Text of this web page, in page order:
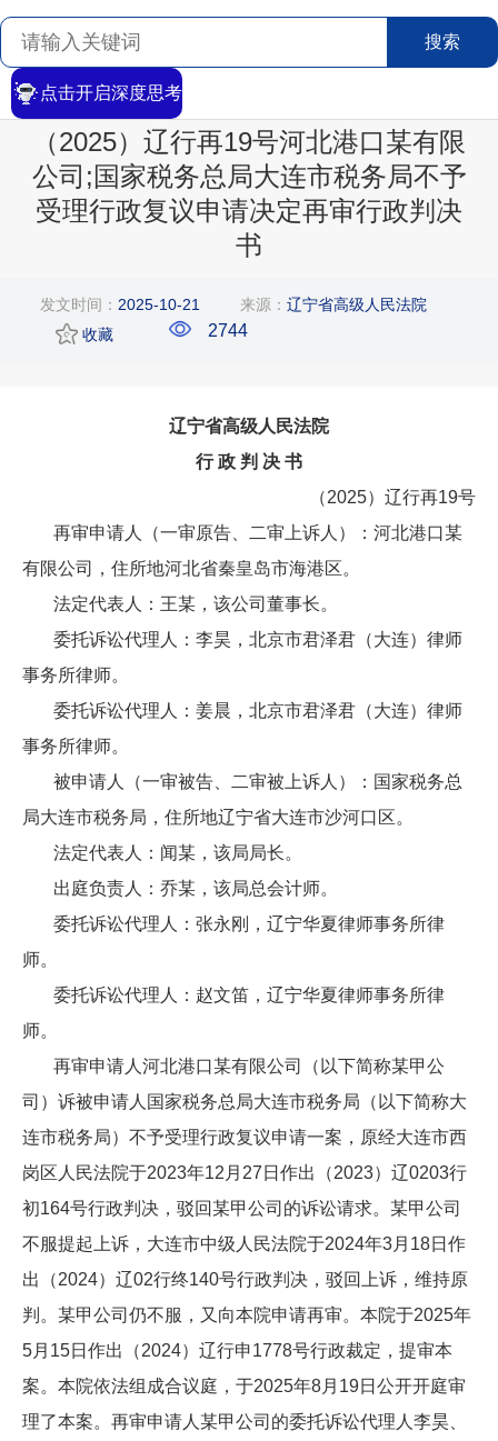
搜索
点击开启深度思考
首页 > 搜索 > 文章详情
（2025）辽行再19号河北港口某有限
公司;国家税务总局大连市税务局不予
受理行政复议申请决定再审行政判决
书
发文时间： 2025-10-21 来源： 辽宁省高级人民法院
收藏
2744
辽宁省高级人民法院
行 政 判 决 书
（2025）辽行再19号
再审申请人（一审原告、二审上诉人）：河北港口某
有限公司，住所地河北省秦皇岛市海港区。
法定代表人：王某，该公司董事长。
委托诉讼代理人：李昊，北京市君泽君（大连）律师
事务所律师。
委托诉讼代理人：姜晨，北京市君泽君（大连）律师
事务所律师。
被申请人（一审被告、二审被上诉人）：国家税务总
局大连市税务局，住所地辽宁省大连市沙河口区。
法定代表人：闻某，该局局长。
出庭负责人：乔某，该局总会计师。
委托诉讼代理人：张永刚，辽宁华夏律师事务所律
师。
委托诉讼代理人：赵文笛，辽宁华夏律师事务所律
师。
再审申请人河北港口某有限公司（以下简称某甲公
司）诉被申请人国家税务总局大连市税务局（以下简称大
连市税务局）不予受理行政复议申请一案，原经大连市西
岗区人民法院于2023年12月27日作出（2023）辽0203行
初164号行政判决，驳回某甲公司的诉讼请求。某甲公司
不服提起上诉，大连市中级人民法院于2024年3月18日作
出（2024）辽02行终140号行政判决，驳回上诉，维持原
判。某甲公司仍不服，又向本院申请再审。本院于2025年
5月15日作出（2024）辽行申1778号行政裁定，提审本
案。本院依法组成合议庭，于2025年8月19日公开开庭审
理了本案。再审申请人某甲公司的委托诉讼代理人李昊、